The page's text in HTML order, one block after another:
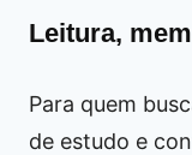
Leitura,
Para quem
de estudo e